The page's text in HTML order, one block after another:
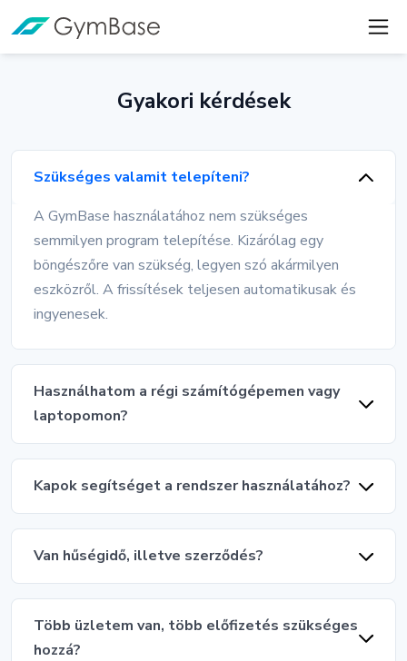
Gyakori kérdések
Szükséges valamit telepíteni?
A GymBase használatához nem szükséges
semmilyen program telepítése. Kizárólag egy
böngészőre van szükség, legyen szó akármilyen
eszközről. A frissítések teljesen automatikusak és
ingyenesek.
Használhatom a régi számítógépemen vagy
laptopomon?
Kapok segítséget a rendszer használatához?
Van hűségidő, illetve szerződés?
Több üzletem van, több előfizetés szükséges
hozzá?